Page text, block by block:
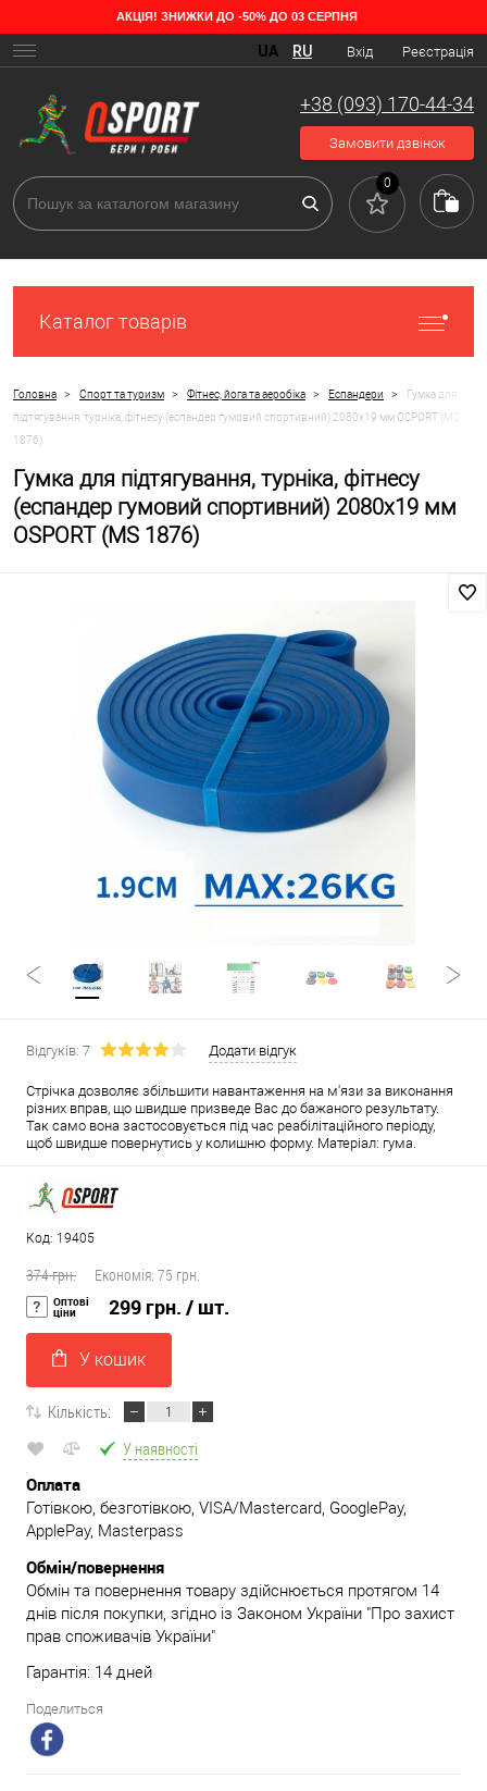
АКЦІЯ! ЗНИЖКИ ДО -50% ДО 03 СЕРПНЯ
Вхід Реєстрація
UA RU
+38 (093) 170-44-34
Замовити дзвінок
0
Каталог товарів
Головна > Спорт та туризм > Фітнес, йога та аеробіка > Еспандери >
Гумка для
підтягування, турніка, фітнесу (еспандер гумовий спортивний) 2080x19 мм OSPORT (MS
1876)
Гумка для підтягування, турніка, фітнесу
(еспандер гумовий спортивний) 2080x19 мм
OSPORT (MS 1876)
Відгуків: 7 Додати відгук
Стрічка дозволяє збільшити навантаження на м'язи за виконання
різних вправ, що швидше призведе Вас до бажаного результату.
Так само вона застосовується під час реабілітаційного періоду,
щоб швидше повернутись у колишню форму. Матеріал: гума.
Код: 19405
374 грн. Економія: 75 грн.
Оптові
ціни 299 грн. / шт.
У кошик
Кількість:
У наявності
Оплата
Готівкою, безготівкою, VISA/Mastercard, GooglePay,
ApplePay, Masterpass
Обмін/повернення
Обмін та повернення товару здійснюється протягом 14
днів після покупки, згідно із Законом України "Про захист
прав споживачів України"
Гарантія: 14 дней
Поделиться